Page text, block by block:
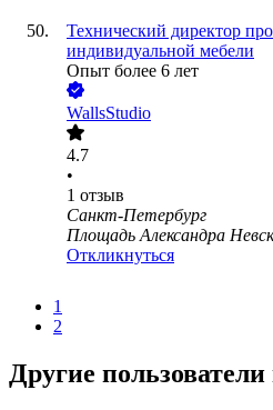
Технический директор
индивидуальной мебели
Опыт более 6 лет
WallsStudio
4.7
•
1 отзыв
Санкт-Петербург
Площадь Александра
Откликнуться
1
2
Другие